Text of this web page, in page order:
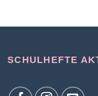
SCHULHEFTE